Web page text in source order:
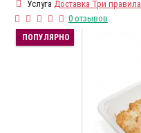
Услуга Доставка Три правила
0 отзывов
ПОПУЛЯРНО